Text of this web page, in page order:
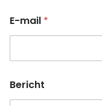
E-mail *
-
m
Bericht